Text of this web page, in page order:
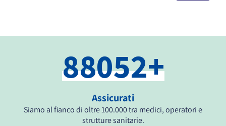
88329+
Assicurati
Siamo al fianco di oltre 100.000 tra medici, operatori e
strutture sanitarie.